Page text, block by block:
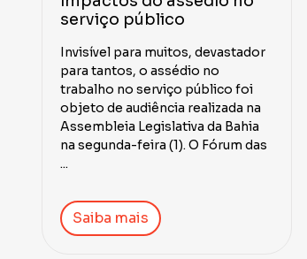
serviço público
Invisível para muitos, devastador
para tantos, o assédio no
trabalho no serviço público foi
objeto de audiência realizada na
Assembleia Legislativa da Bahia
na segunda-feira (1). O Fórum das
...
Saiba mais